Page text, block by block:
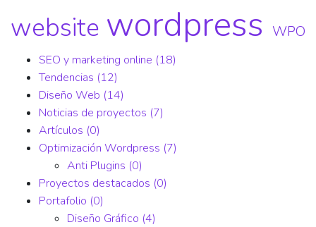
website wordpress WPO
SEO y marketing online (18)
Tendencias (12)
Diseño Web (14)
Noticias de proyectos (7)
Artículos (0)
Optimización Wordpress (7)
Anti Plugins (0)
Proyectos destacados (0)
Portafolio (0)
Diseño Gráfico (4)